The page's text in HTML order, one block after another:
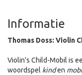
Informatie
Thomas Doss: Violin
Violin's Child-Mobil is
woordspel kinden